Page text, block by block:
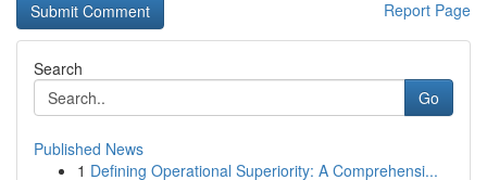
Report Page
Search
Go
Published News
1 Defining Operational Superiority: A Comprehensi...